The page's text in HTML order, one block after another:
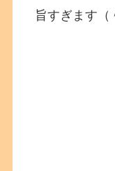
旨すぎます（